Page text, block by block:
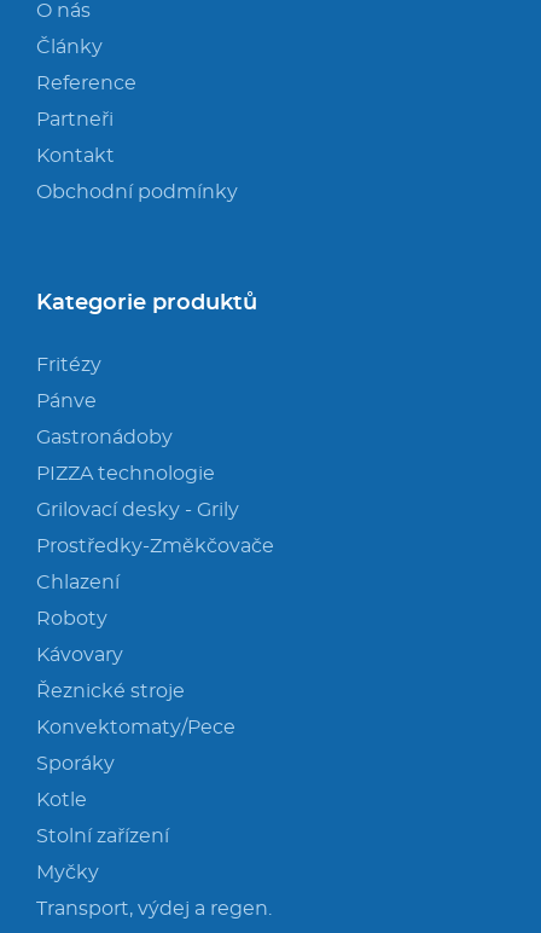
O nás
Články
Reference
Partneři
Kontakt
Obchodní podmínky
Kategorie produktů
Fritézy
Pánve
Gastronádoby
PIZZA technologie
Grilovací desky - Grily
Prostředky-Změkčovače
Chlazení
Roboty
Kávovary
Řeznické stroje
Konvektomaty/Pece
Sporáky
Kotle
Stolní zařízení
Myčky
Transport, výdej a regen.